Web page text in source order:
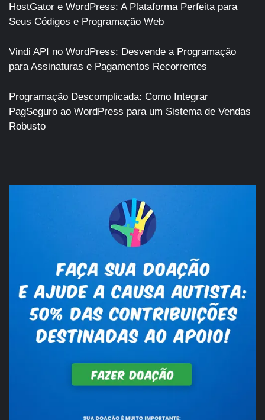
HostGator e WordPress: A Plataforma Perfeita para
Seus Códigos e Programação Web
Vindi API no WordPress: Desvende a Programação
para Assinaturas e Pagamentos Recorrentes
Programação Descomplicada: Como Integrar
PagSeguro ao WordPress para um Sistema de Vendas
Robusto